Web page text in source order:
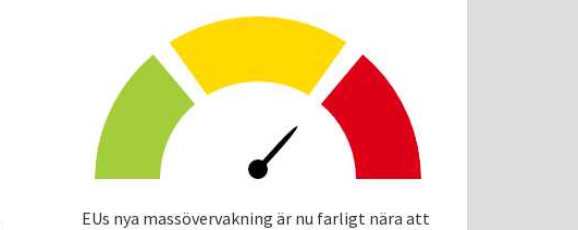
EUs nya massövervakning är nu farligt nära att